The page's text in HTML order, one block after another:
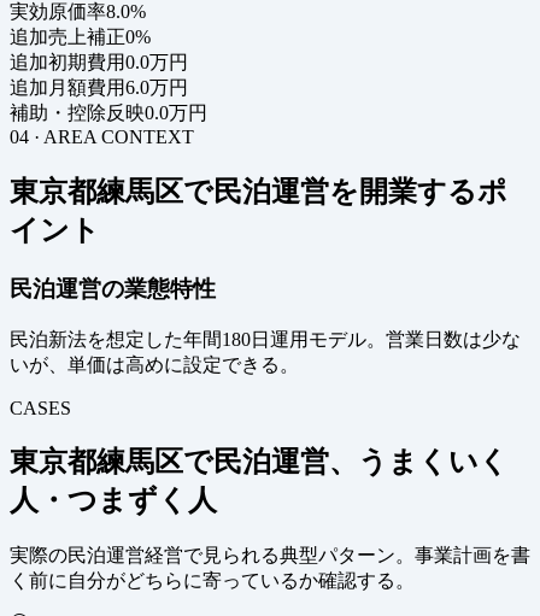
実効原価率8.0%
追加売上補正0%
追加初期費用0.0万円
追加月額費用6.0万円
補助・控除反映0.0万円
04 · AREA CONTEXT
東京都練馬区で民泊運営を開業するポ
イント
民泊運営の業態特性
民泊新法を想定した年間180日運用モデル。営業日数は少な
いが、単価は高めに設定できる。
CASES
東京都練馬区で民泊運営、うまくいく
人・つまずく人
実際の民泊運営経営で見られる典型パターン。事業計画を書
く前に自分がどちらに寄っているか確認する。